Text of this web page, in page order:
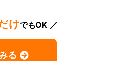
けでもOK
る